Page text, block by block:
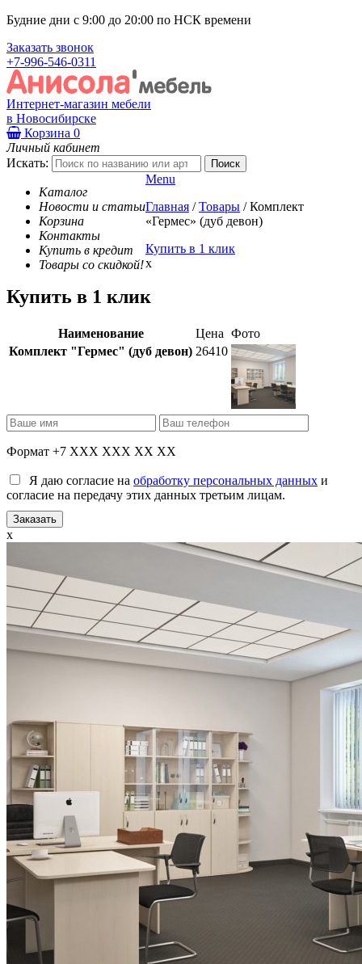
Будние дни с 9:00 до 20:00 по НСК времени
Заказать звонок
+7-996-546-0311
Интернет-магазин мебели
в Новосибирске
Корзина 0
Личный кабинет
Искать:
Каталог
Новости и статьи
Корзина
Контакты
Купить в кредит
Товары со скидкой!
Menu
Главная / Товары / Комплект
«Гермес» (дуб девон)
Купить в 1 клик
x
Купить в 1 клик
Наименование Цена Фото
Комплект "Гермес" (дуб девон) 26410
Формат +7 XXX XXX XX XX
Я даю согласие на обработку персональных данных и
согласие на передачу этих данных третьим лицам.
x